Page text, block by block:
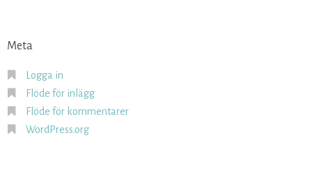
Meta
Logga in
Flöde för inlägg
Flöde för kommentarer
WordPress.org